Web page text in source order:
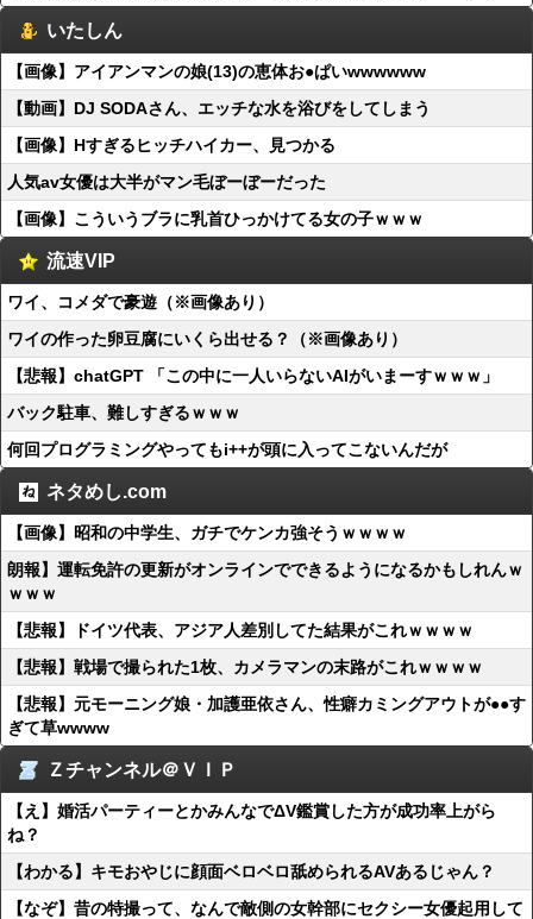
いたしん
【画像】アイアンマンの娘(13)の恵体お●ぱいwwwwww
【動画】DJ SODAさん、エッチな水を浴びをしてしまう
【画像】Hすぎるヒッチハイカー、見つかる
人気av女優は大半がマン毛ぼーぼーだった
【画像】こういうブラに乳首ひっかけてる女の子ｗｗｗ
流速VIP
ワイ、コメダで豪遊（※画像あり）
ワイの作った卵豆腐にいくら出せる？（※画像あり）
【悲報】chatGPT 「この中に一人いらないAIがいまーすｗｗｗ」
バック駐車、難しすぎるｗｗｗ
何回プログラミングやってもi++が頭に入ってこないんだが
ネタめし.com
【画像】昭和の中学生、ガチでケンカ強そうｗｗｗｗ
朗報】運転免許の更新がオンラインでできるようになるかもしれんｗ
ｗｗｗ
【悲報】ドイツ代表、アジア人差別してた結果がこれｗｗｗｗ
【悲報】戦場で撮られた1枚、カメラマンの末路がこれｗｗｗｗ
【悲報】元モーニング娘・加護亜依さん、性癖カミングアウトが●●す
ぎて草wwww
Ｚチャンネル＠ＶＩＰ
【え】婚活パーティーとかみんなでΔV鑑賞した方が成功率上がら
ね？
【わかる】キモおやじに顔面ベロベロ舐められるAVあるじゃん？
【なぞ】昔の特撮って、なんで敵側の女幹部にセクシー女優起用して